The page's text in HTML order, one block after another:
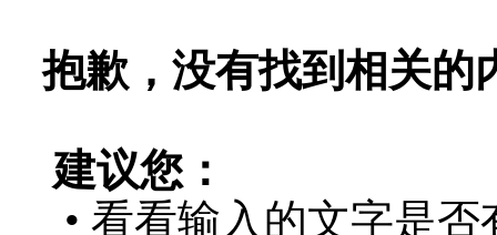
抱歉，没有找到相关的
建议您：
• 看看输入的文字是否